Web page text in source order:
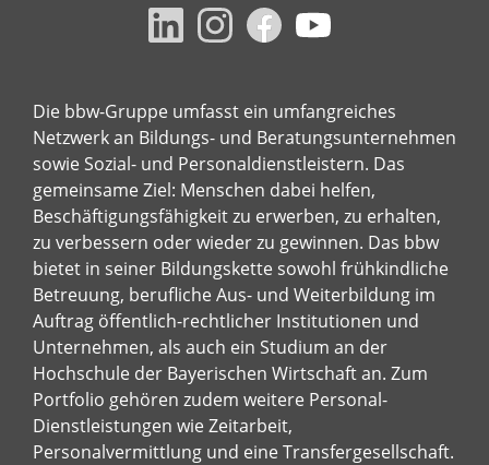
Die bbw-Gruppe umfasst ein umfangreiches
Netzwerk an Bildungs- und Beratungsunternehmen
sowie Sozial- und Personaldienstleistern. Das
gemeinsame Ziel: Menschen dabei helfen,
Beschäftigungsfähigkeit zu erwerben, zu erhalten,
zu verbessern oder wieder zu gewinnen. Das bbw
bietet in seiner Bildungskette sowohl frühkindliche
Betreuung, berufliche Aus- und Weiterbildung im
Auftrag öffentlich-rechtlicher Institutionen und
Unternehmen, als auch ein Studium an der
Hochschule der Bayerischen Wirtschaft an. Zum
Portfolio gehören zudem weitere Personal-
Dienstleistungen wie Zeitarbeit,
Personalvermittlung und eine Transfergesellschaft.